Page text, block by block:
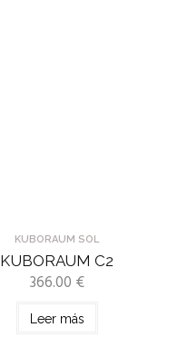
KUBORAUM SOL
KUBORAUM C2
366.00 €
Leer más